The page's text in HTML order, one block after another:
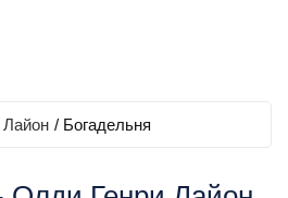
/ Богадельня